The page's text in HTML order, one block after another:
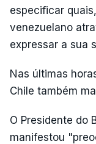
especificar
venezuelano
expressar a sua
Nas últimas
Chile também
O Presidente do
manifestou